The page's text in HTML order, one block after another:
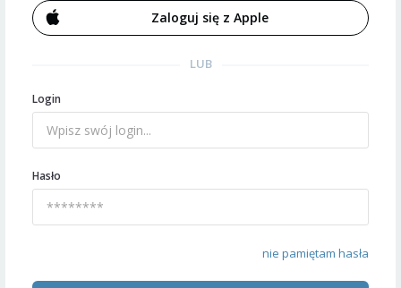
Zaloguj się z Apple
LUB
Login
Hasło
nie pamiętam hasła